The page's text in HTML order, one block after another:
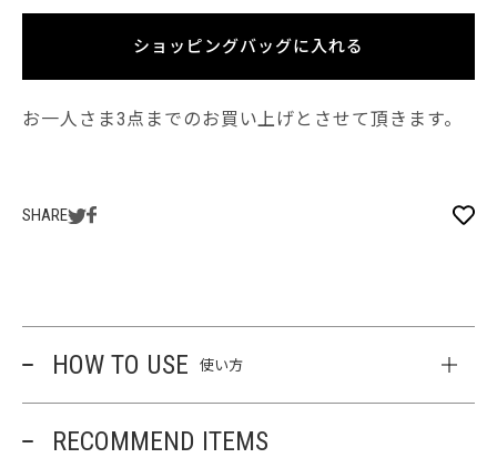
ショッピングバッグに入れる
お一人さま3点までのお買い上げとさせて頂きます。
SHARE
HOW TO USE 使い方
RECOMMEND ITEMS